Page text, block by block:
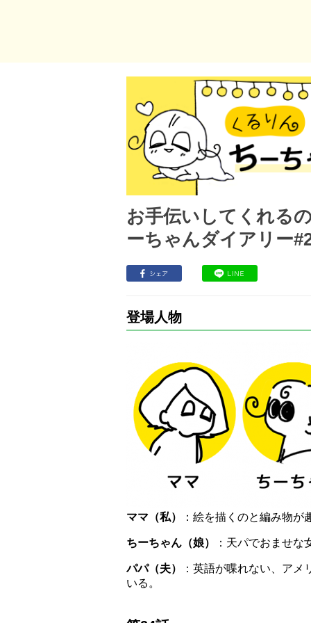
お手伝いしてくれる
ーちゃんダイアリー
登場人物
ママ（私） ：絵を描くのと編み物
ちーちゃん（娘） ：天パでおませ
パパ（夫）
：英語が喋れない、ア
いる。